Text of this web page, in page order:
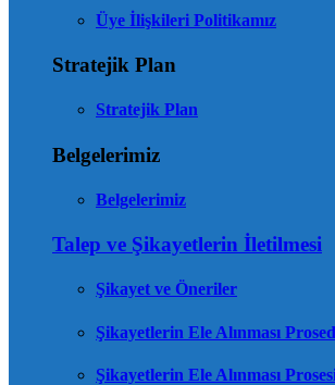
Üye İlişkileri Politikamız
Stratejik Plan
Stratejik Plan
Belgelerimiz
Belgelerimiz
Talep ve Şikayetlerin İletilmesi
Şikayet ve Öneriler
Şikayetlerin Ele Alınması
Şikayetlerin Ele Alınması